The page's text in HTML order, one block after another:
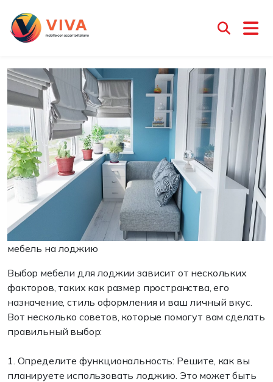
Выбираем мебель на лоджию
мебель на лоджию
Выбор мебели для лоджии зависит от нескольких
факторов, таких как размер пространства, его
назначение, стиль оформления и ваш личный вкус.
Вот несколько советов, которые помогут вам сделать
правильный выбор:
1. Определите функциональность: Решите, как вы
планируете использовать лоджию. Это может быть